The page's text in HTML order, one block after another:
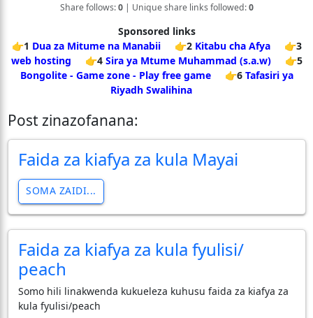
Share follows:0| Unique share links followed:0
Sponsored links
👉1 Dua za Mitume na Manabii 👉2 Kitabu cha Afya
👉3
web hosting
👉4 Sira ya Mtume Muhammad (s.a.w)
👉5
Bongolite - Game zone - Play free game
👉6 Tafasiri ya
Riyadh Swalihina
Post zinazofanana:
Faida za kiafya za kula Mayai
SOMA ZAIDI...
Faida za kiafya za kula fyulisi/
peach
Somo hili linakwenda kukueleza kuhusu faida za kiafya za
kula fyulisi/peach